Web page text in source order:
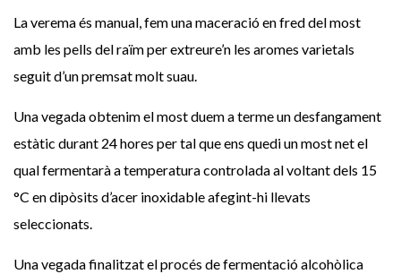
La verema és manual, fem una maceració en fred del most
amb les pells del raïm per extreure’n les aromes varietals
seguit d’un premsat molt suau.
Una vegada obtenim el most duem a terme un desfangament
estàtic durant 24 hores per tal que ens quedi un most net el
qual fermentarà a temperatura controlada al voltant dels 15
°C en dipòsits d’acer inoxidable afegint-hi llevats
seleccionats.
Una vegada finalitzat el procés de fermentació alcohòlica